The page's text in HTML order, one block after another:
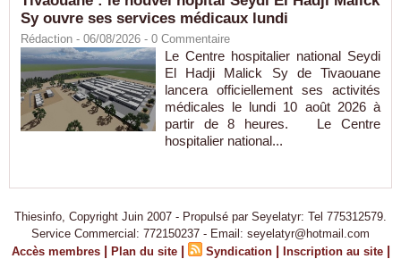
Sy ouvre ses services médicaux lundi
Rédaction - 06/08/2026 - 0 Commentaire
Le Centre hospitalier national Seydi
El Hadji Malick Sy de Tivaouane
lancera officiellement ses activités
médicales le lundi 10 août 2026 à
partir de 8 heures. Le Centre
hospitalier national...
Thiesinfo, Copyright Juin 2007 - Propulsé par Seyelatyr: Tel 775312579.
Service Commercial: 772150237 - Email: seyelatyr@hotmail.com
Accès membres | Plan du site | Syndication | Inscription au site |